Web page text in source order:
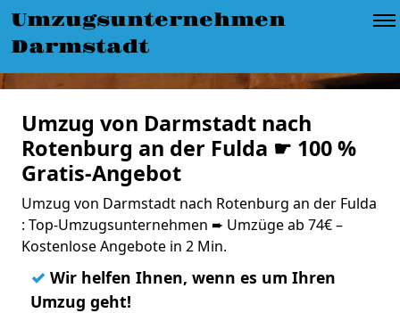
Umzugsunternehmen
Darmstadt
Umzug von Darmstadt nach
Rotenburg an der Fulda ☛ 100 %
Gratis-Angebot
Umzug von Darmstadt nach Rotenburg an der Fulda
: Top-Umzugsunternehmen ➨ Umzüge ab 74€ –
Kostenlose Angebote in 2 Min.
✓ Wir helfen Ihnen, wenn es um Ihren
Umzug geht!